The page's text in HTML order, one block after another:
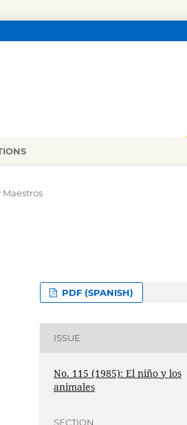
Maestros
PDF (SPANISH)
ISSUE
No. 115 (1985): El niño y los
animales
SECTION